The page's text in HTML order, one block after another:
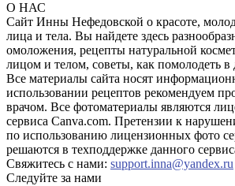
О НАС
Сайт Инны Нефедовской о красоте,
лица и тела. Вы найдете здесь
омоложения, рецепты натуральной
лицом и телом, советы, как помолодеть
Все материалы сайта носят
использовании рецептов рекомендуем
врачом. Все фотоматериалы являются
сервиса Canva.com. Претензии к
по использованию лицензионных фото
решаются в техподдержке данного
Свяжитесь с нами: support.inna@yandex.ru
Следуйте за нами